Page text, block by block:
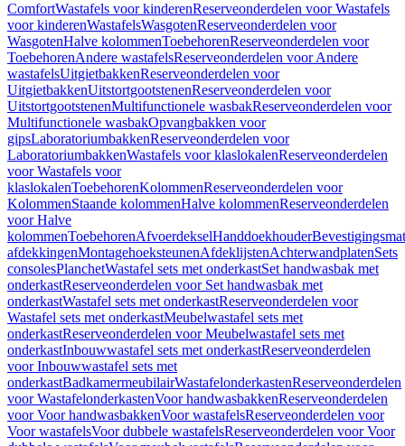
ComfortWastafels voor kinderenReserveonderdelen voor Wastafels
voor kinderenWastafelsWasgotenReserveonderdelen voor
WasgotenHalve kolommenToebehorenReserveonderdelen voor
ToebehorenAndere wastafelsReserveonderdelen voor Andere
wastafelsUitgietbakkenReserveonderdelen voor
UitgietbakkenUitstortgootstenenReserveonderdelen voor
UitstortgootstenenMultifunctionele wasbakReserveonderdelen voor
Multifunctionele wasbakOpvangbakken voor
gipsLaboratoriumbakkenReserveonderdelen voor
LaboratoriumbakkenWastafels voor klaslokalenReserveonderdelen
voor Wastafels voor
klaslokalenToebehorenKolommenReserveonderdelen voor
KolommenStaande kolommenHalve kolommenReserveonderdelen
voor Halve
kolommenToebehorenAfvoerdekselHanddoekhouder
afdekkingenMontagehoeksteunenAfdeklijstenAchterwandplatenSets
consolesPlanchetWastafel sets met onderkastSet handwasbak met
onderkastReserveonderdelen voor Set handwasbak met
onderkastWastafel sets met onderkastReserveonderdelen voor
Wastafel sets met onderkastMeubelwastafel sets met
onderkastReserveonderdelen voor Meubelwastafel sets met
onderkastInbouwwastafel sets met onderkastReserveonderdelen
voor Inbouwwastafel sets met
onderkastBadkamermeubilairWastafelonderkastenReserveonderdelen
voor WastafelonderkastenVoor handwasbakkenReserveonderdelen
voor Voor handwasbakkenVoor wastafelsReserveonderdelen voor
Voor wastafelsVoor dubbele wastafelsReserveonderdelen voor Voor